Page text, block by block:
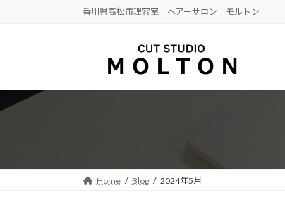
へ
ス
ョ
ン
香川県高松市理容室 ヘアーサロン モルトン
Home Blog 2024年5月